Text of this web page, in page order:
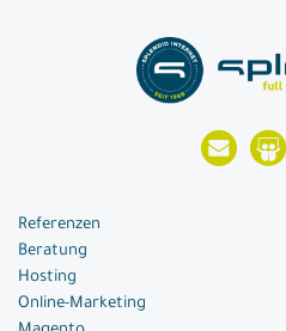
Referenzen
Beratung
Hosting
Online-Marketing